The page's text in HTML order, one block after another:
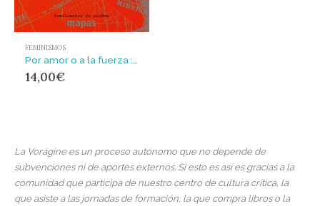
FEMINISMOS
Por amor o a la fuerza : feminización del trabajo y biopolítica del cuerpo
14,00€
La Vorágine es un proceso autónomo que no depende de
subvenciones ni de aportes externos. Si esto es así es gracias a la
comunidad que participa de nuestro centro de cultura crítica, la
que asiste a las jornadas de formación, la que compra libros o la